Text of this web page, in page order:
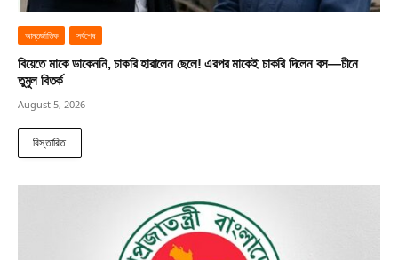
আন্তর্জাতিক সর্বশেষ
বিয়েতে মাকে ডাকেননি, চাকরি হারালেন ছেলে! এরপর মাকেই চাকরি দিলেন বস—চীনে
তুমুল বিতর্ক
August 5, 2026
বিস্তারিত